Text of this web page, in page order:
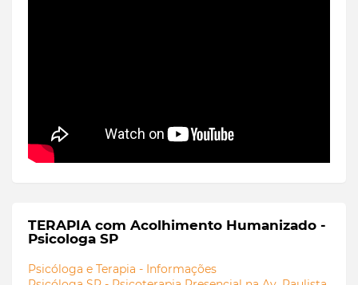
TERAPIA com Acolhimento Humanizado -
Psicologa SP
Psicóloga e Terapia - Informações